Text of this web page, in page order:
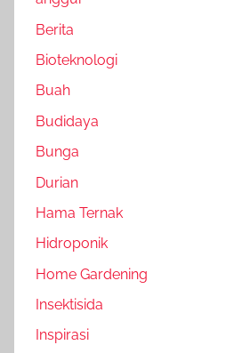
Berita
Bioteknologi
Buah
Budidaya
Bunga
Durian
Hama Ternak
Hidroponik
Home Gardening
Insektisida
Inspirasi